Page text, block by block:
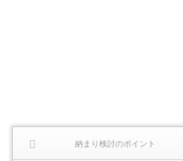
納まり検討のポイント